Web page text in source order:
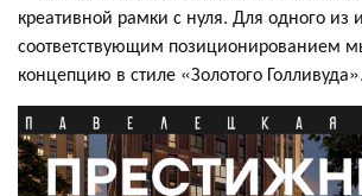
креативной рамки с нуля. Для одного из
соответствующим позиционированием
концепцию в стиле «Золотого Голливуда».